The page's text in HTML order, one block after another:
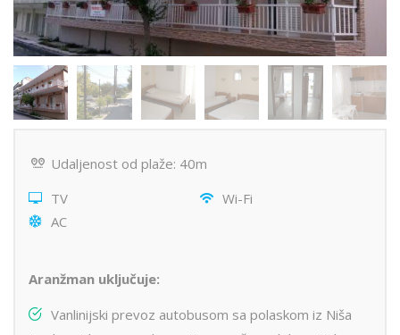
Udaljenost od plaže: 40m
TV
Wi-Fi
AC
Aranžman uključuje:
Vanlinijski prevoz autobusom sa polaskom iz Niša